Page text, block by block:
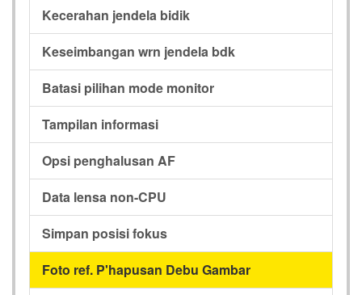
Kecerahan jendela bidik
Keseimbangan wrn jendela bdk
Batasi pilihan mode monitor
Tampilan informasi
Opsi penghalusan AF
Data lensa non-CPU
Simpan posisi fokus
Foto ref. P'hapusan Debu Gambar